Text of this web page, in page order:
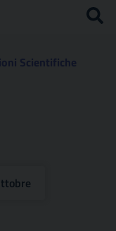
Scientifiche